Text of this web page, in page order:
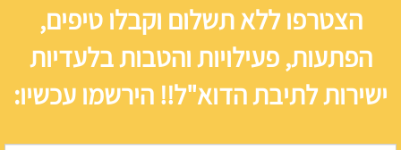
הצטרפו ללא תשלום וקבלו טיפים,
הפתעות, פעילויות והטבות בלעדיות
ישירות לתיבת הדוא"ל!! הירשמו עכשיו: